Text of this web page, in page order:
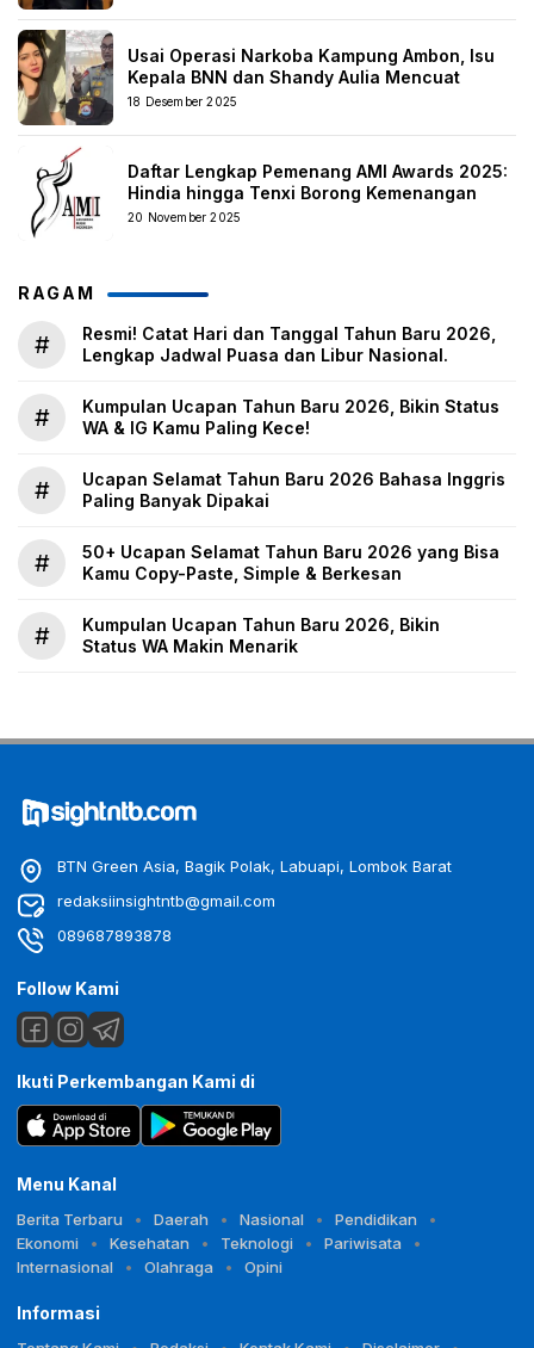
Usai Operasi Narkoba Kampung Ambon, Isu
Kepala BNN dan Shandy Aulia Mencuat
18 Desember 2025
Daftar Lengkap Pemenang AMI Awards 2025:
Hindia hingga Tenxi Borong Kemenangan
20 November 2025
RAGAM
#
Resmi! Catat Hari dan Tanggal Tahun Baru 2026,
Lengkap Jadwal Puasa dan Libur Nasional.
#
Kumpulan Ucapan Tahun Baru 2026, Bikin Status
WA & IG Kamu Paling Kece!
#
Ucapan Selamat Tahun Baru 2026 Bahasa Inggris
Paling Banyak Dipakai
#
50+ Ucapan Selamat Tahun Baru 2026 yang Bisa
Kamu Copy-Paste, Simple & Berkesan
#
Kumpulan Ucapan Tahun Baru 2026, Bikin
Status WA Makin Menarik
BTN Green Asia, Bagik Polak, Labuapi, Lombok Barat
redaksiinsightntb@gmail.com
089687893878
Follow Kami
Ikuti Perkembangan Kami di
Menu Kanal
Berita Terbaru Daerah Nasional
Pendidikan
Ekonomi
Kesehatan Teknologi
Pariwisata
Internasional
Olahraga Opini
Informasi